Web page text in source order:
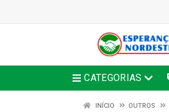
CATEGORIAS
INÍCIO OUTROS